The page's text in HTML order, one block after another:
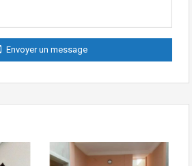
Envoyer un message